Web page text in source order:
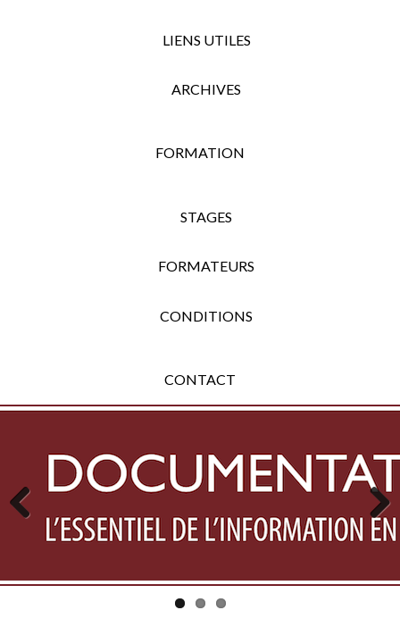
LIENS UTILES
ARCHIVES
FORMATION
STAGES
FORMATEURS
CONDITIONS
CONTACT
Previous Next